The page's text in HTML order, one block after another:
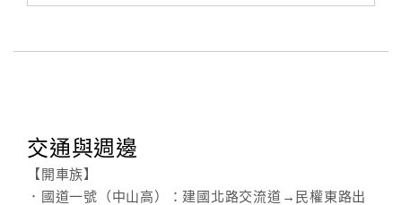
交通與週邊
【開車族】
．國道一號（中山高）：建國北路交流道→民權東路出